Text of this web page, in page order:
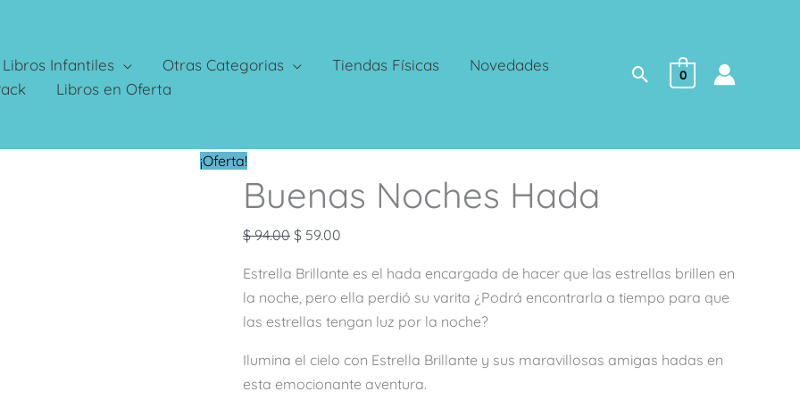
Libros Infantiles Otras Categorias Tiendas Físicas
Novedades
Libros en Oferta Buscar
0
¡Oferta!
Buenas Noches Hada
$94.00
original
era:
$ 59.00
precio
actual
Estrella Brillante es el hada encargada de hacer que las estrellas brillen en
la noche, pero ella perdió su varita ¿Podrá encontrarla a tiempo para que
las estrellas tengan luz por la noche?
Ilumina el cielo con Estrella Brillante y sus maravillosas amigas hadas en
esta emocionante aventura.